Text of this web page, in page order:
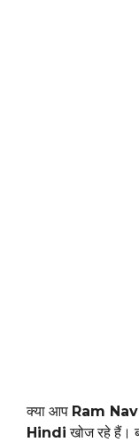
क्या आप Ram
Hindi खोज रहे हैं।